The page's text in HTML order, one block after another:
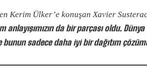
Kerim Ülker’e konuşan Xavier
anlayışımızın da bir parçası oldu.
bunun sade­ce daha iyi bir dağıtım